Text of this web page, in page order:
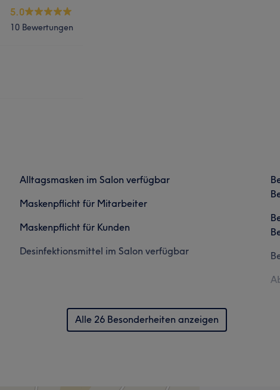
5.0
10 Bewertungen
Alltagsmasken im Salon verfügbar
Maskenpflicht für Mitarbeiter
Maskenpflicht für Kunden
Desinfektionsmittel im Salon verfügbar
Alle 26 Besonderheiten anzeigen